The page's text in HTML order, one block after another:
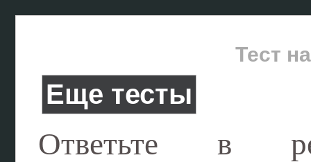
Тест
Еще тесты
Ответьте в